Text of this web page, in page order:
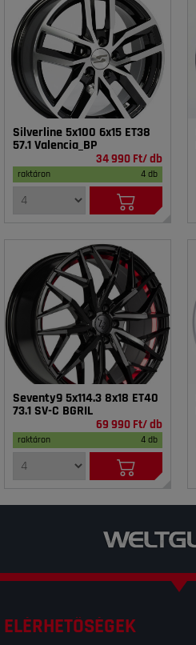
Silverline 5x100 6x15 ET38
57.1 Valencia_BP
34 990 Ft/ db
raktáron 4 db
Seventy9 5x114.3 8x18 ET40
73.1 SV-C BGRIL
69 990 Ft/ db
raktáron 4 db
ELÉRHETŐSÉGEK